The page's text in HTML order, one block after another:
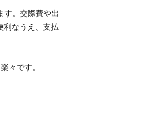
す。交際費や出
利なうえ、支払
々です。